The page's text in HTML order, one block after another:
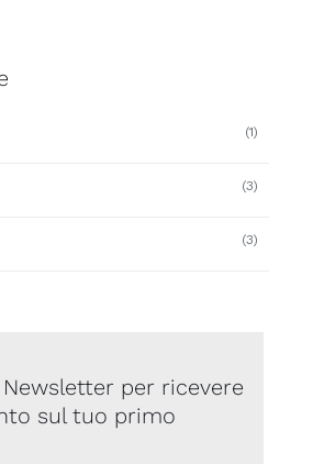
(1)
(3)
(3)
per ricevere
sul tuo primo